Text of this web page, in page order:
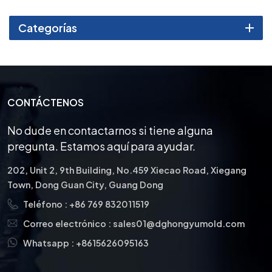
industria médica.
Categorías
CONTÁCTENOS
No dude en contactarnos si tiene alguna
pregunta. Estamos aquí para ayudar.
202, Unit 2, 9th Building, No.459 Xiecao Road, Xiegang
Town, Dong Guan City, Guang Dong
Teléfono : +86 769 832011519
Correo electrónico : sales01@dghongyumold.com
Whatsapp : +8615626095163